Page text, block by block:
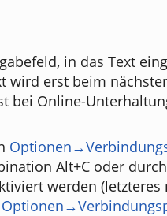
in das Text
wird erst beim
bei Online-
Alt+C oder
werden